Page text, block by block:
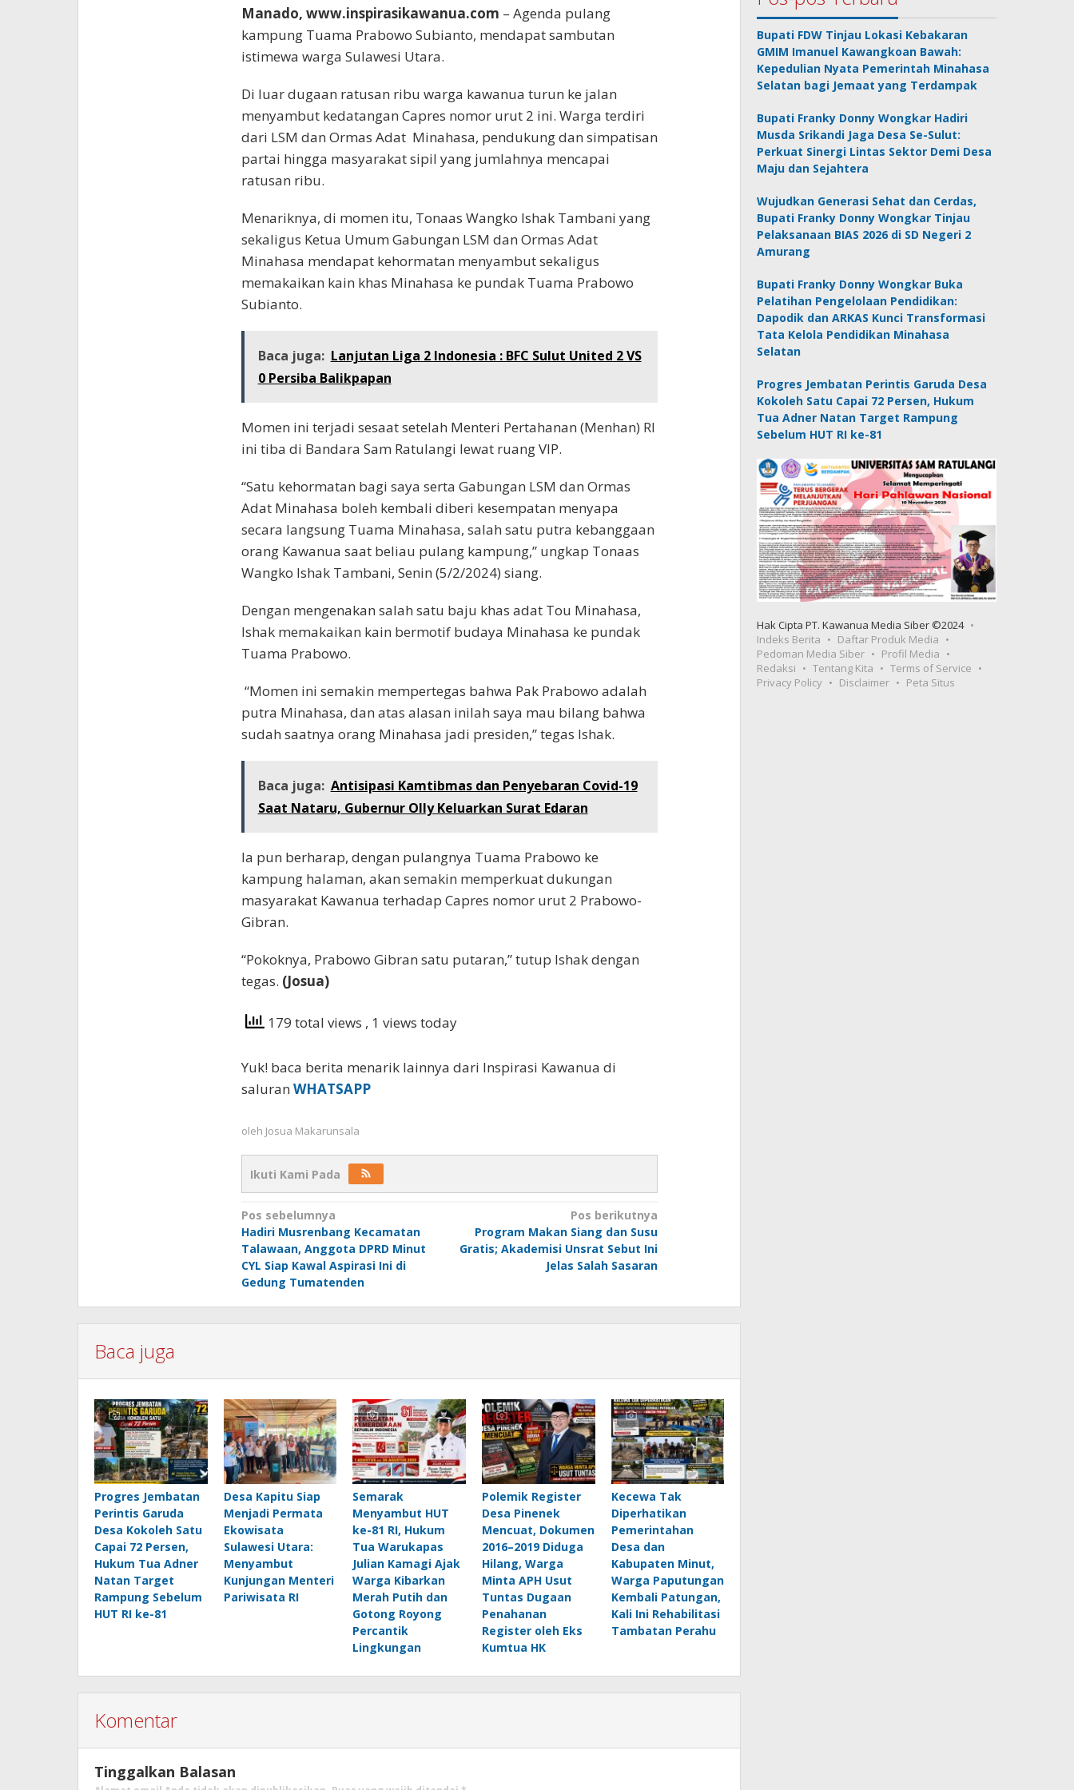
Manado, www.inspirasikawanua.com – Agenda pulang
kampung Tuama Prabowo Subianto, mendapat sambutan
istimewa warga Sulawesi Utara.
Di luar dugaan ratusan ribu warga kawanua turun ke jalan
menyambut kedatangan Capres nomor urut 2 ini. Warga terdiri
dari LSM dan Ormas Adat Minahasa, pendukung dan simpatisan
partai hingga masyarakat sipil yang jumlahnya mencapai
ratusan ribu.
Menariknya, di momen itu, Tonaas Wangko Ishak Tambani yang
sekaligus Ketua Umum Gabungan LSM dan Ormas Adat
Minahasa mendapat kehormatan menyambut sekaligus
memakaikan kain khas Minahasa ke pundak Tuama Prabowo
Subianto.
Baca juga: Lanjutan Liga 2 Indonesia : BFC Sulut United 2 VS
0 Persiba Balikpapan
Momen ini terjadi sesaat setelah Menteri Pertahanan (Menhan) RI
ini tiba di Bandara Sam Ratulangi lewat ruang VIP.
“Satu kehormatan bagi saya serta Gabungan LSM dan Ormas
Adat Minahasa boleh kembali diberi kesempatan menyapa
secara langsung Tuama Minahasa, salah satu putra kebanggaan
orang Kawanua saat beliau pulang kampung,” ungkap Tonaas
Wangko Ishak Tambani, Senin (5/2/2024) siang.
Dengan mengenakan salah satu baju khas adat Tou Minahasa,
Ishak memakaikan kain bermotif budaya Minahasa ke pundak
Tuama Prabowo.
“Momen ini semakin mempertegas bahwa Pak Prabowo adalah
putra Minahasa, dan atas alasan inilah saya mau bilang bahwa
sudah saatnya orang Minahasa jadi presiden,” tegas Ishak.
Baca juga: Antisipasi Kamtibmas dan Penyebaran Covid-19
Saat Nataru, Gubernur Olly Keluarkan Surat Edaran
Ia pun berharap, dengan pulangnya Tuama Prabowo ke
kampung halaman, akan semakin memperkuat dukungan
masyarakat Kawanua terhadap Capres nomor urut 2 Prabowo-
Gibran.
“Pokoknya, Prabowo Gibran satu putaran,” tutup Ishak dengan
tegas. (Josua)
179 total views , 1 views today
Yuk! baca berita menarik lainnya dari Inspirasi Kawanua di
saluran WHATSAPP
oleh Josua Makarunsala
Ikuti Kami Pada
Navigasi
pos
Pos sebelumnya
Hadiri Musrenbang Kecamatan
Talawaan, Anggota DPRD Minut
CYL Siap Kawal Aspirasi Ini di
Gedung Tumatenden
Pos berikutnya
Program Makan Siang dan Susu
Gratis; Akademisi Unsrat Sebut Ini
Jelas Salah Sasaran
Baca juga
Progres Jembatan
Perintis Garuda
Desa Kokoleh Satu
Capai 72 Persen,
Hukum Tua Adner
Natan Target
Rampung Sebelum
HUT RI ke-81
Desa Kapitu Siap
Menjadi Permata
Ekowisata
Sulawesi Utara:
Menyambut
Kunjungan Menteri
Pariwisata RI
Semarak
Menyambut HUT
ke-81 RI, Hukum
Tua Warukapas
Julian Kamagi Ajak
Warga Kibarkan
Merah Putih dan
Gotong Royong
Percantik
Lingkungan
Polemik Register
Desa Pinenek
Mencuat, Dokumen
2016–2019 Diduga
Hilang, Warga
Minta APH Usut
Tuntas Dugaan
Penahanan
Register oleh Eks
Kumtua HK
Kecewa Tak
Diperhatikan
Pemerintahan
Desa dan
Kabupaten Minut,
Warga Paputungan
Kembali Patungan,
Kali Ini Rehabilitasi
Tambatan Perahu
Komentar
Tinggalkan Balasan
Bupati FDW Tinjau Lokasi Kebakaran
GMIM Imanuel Kawangkoan Bawah:
Kepedulian Nyata Pemerintah Minahasa
Selatan bagi Jemaat yang Terdampak
Bupati Franky Donny Wongkar Hadiri
Musda Srikandi Jaga Desa Se-Sulut:
Perkuat Sinergi Lintas Sektor Demi Desa
Maju dan Sejahtera
Wujudkan Generasi Sehat dan Cerdas,
Bupati Franky Donny Wongkar Tinjau
Pelaksanaan BIAS 2026 di SD Negeri 2
Amurang
Bupati Franky Donny Wongkar Buka
Pelatihan Pengelolaan Pendidikan:
Dapodik dan ARKAS Kunci Transformasi
Tata Kelola Pendidikan Minahasa
Selatan
Progres Jembatan Perintis Garuda Desa
Kokoleh Satu Capai 72 Persen, Hukum
Tua Adner Natan Target Rampung
Sebelum HUT RI ke-81
Hak Cipta PT. Kawanua Media Siber ©2024
Indeks Berita
Daftar Produk Media
Pedoman Media Siber
Profil Media
Redaksi
Tentang Kita
Terms of Service
Privacy Policy
Disclaimer Peta Situs